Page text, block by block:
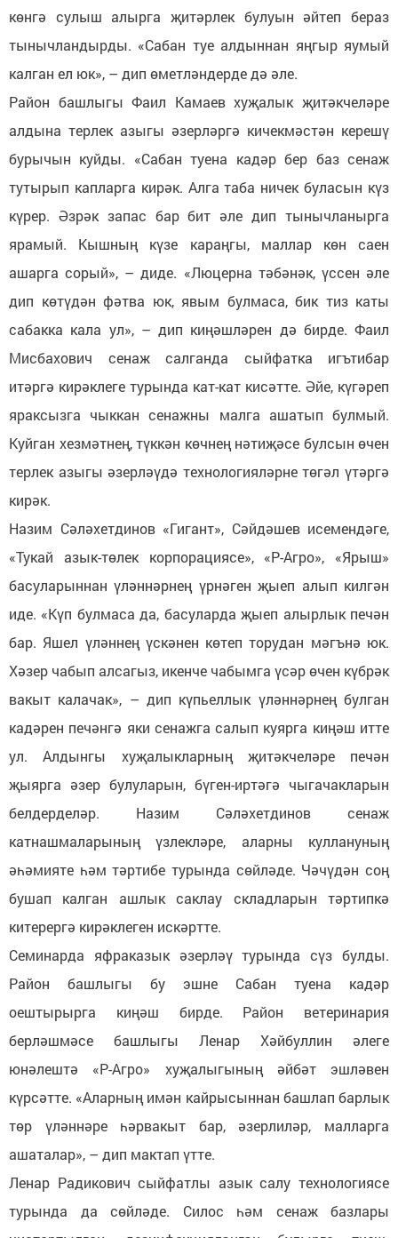
көнгә сулыш алырга җитәрлек булуын әйтеп бераз
тынычландырды. «Сабан туе алдыннан яңгыр яумый
калган ел юк», – дип өметләндерде дә әле.
Район башлыгы Фаил Камаев хуҗалык җитәкчеләре
алдына терлек азыгы әзерләргә кичекмәстән керешү
бурычын куйды. «Сабан туена кадәр бер баз сенаж
тутырып капларга кирәк. Алга таба ничек буласын күз
күрер. Әзрәк запас бар бит әле дип тынычланырга
ярамый. Кышның күзе караңгы, маллар көн саен
ашарга сорый», – диде. «Люцерна тәбәнәк, үссен әле
дип көтүдән фәтва юк, явым булмаса, бик тиз каты
сабакка кала ул», – дип киңәшләрен дә бирде. Фаил
Мисбахович сенаж салганда сыйфатка игътибар
итәргә кирәклеге турында кат-кат кисәтте. Әйе, күгәреп
яраксызга чыккан сенажны малга ашатып булмый.
Куйган хезмәтнең, түккән көчнең нәтиҗәсе булсын өчен
терлек азыгы әзерләүдә технологияләрне төгәл үтәргә
кирәк.
Назим Сәләхетдинов «Гигант», Сәйдәшев исемендәге,
«Тукай азык-төлек корпорациясе», «Р-Агро», «Ярыш»
басуларыннан үләннәрнең үрнәген җыеп алып килгән
иде. «Күп булмаса да, басуларда җыеп алырлык печән
бар. Яшел үләннең үскәнен көтеп торудан мәгънә юк.
Хәзер чабып алсагыз, икенче чабымга үсәр өчен күбрәк
вакыт калачак», – дип күпьеллык үләннәрнең булган
кадәрен печәнгә яки сенажга салып куярга киңәш итте
ул. Алдынгы хуҗалыкларның җитәкчеләре печән
җыярга әзер булуларын, бүген-иртәгә чыгачакларын
белдерделәр. Назим Сәләхетдинов сенаж
катнашмаларының үзлекләре, аларны куллануның
әһәмияте һәм тәртибе турында сөйләде. Чәчүдән соң
бушап калган ашлык саклау складларын тәртипкә
китерергә кирәклеген искәртте.
Семинарда яфраказык әзерләү турында сүз булды.
Район башлыгы бу эшне Сабан туена кадәр
оештырырга киңәш бирде. Район ветеринария
берләшмәсе башлыгы Ленар Хәйбуллин әлеге
юнәлештә «Р-Агро» хуҗалыгының әйбәт эшләвен
күрсәтте. «Аларның имән кайрысыннан башлап барлык
төр үләннәре һәрвакыт бар, әзерлиләр, малларга
ашаталар», – дип мактап үтте.
Ленар Радикович сыйфатлы азык салу технологиясе
турында да сөйләде. Силос һәм сенаж базлары